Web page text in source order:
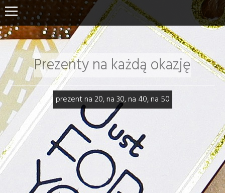
Prezenty na każdą okazję
prezent na 20, na 30, na 40, na 50